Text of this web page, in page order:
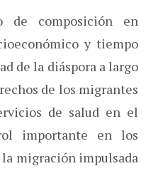
de composición en
y tiempo
de la diáspora a largo
de los migrantes
de salud en el
importante en los
migración impulsada